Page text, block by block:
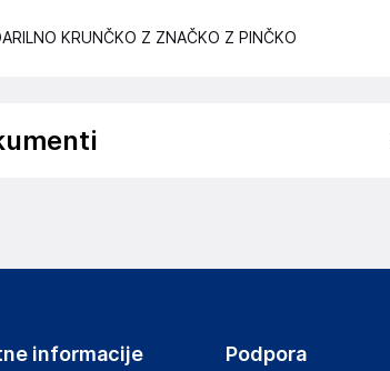
KRUNČKO Z ZNAČKO Z PINČKO
informacije Podpora